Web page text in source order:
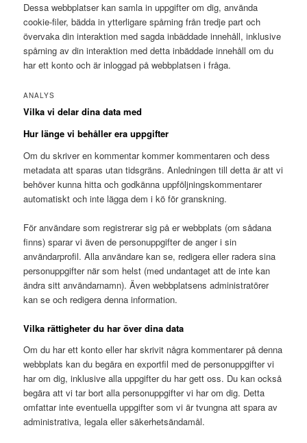
Dessa webbplatser kan samla in uppgifter om dig, använda
cookie-filer, bädda in ytterligare spårning från tredje part och
övervaka din interaktion med sagda inbäddade innehåll, inklusive
spårning av din interaktion med detta inbäddade innehåll om du
har ett konto och är inloggad på webbplatsen i fråga.
ANALYS
Vilka vi delar dina data med
Hur länge vi behåller era uppgifter
Om du skriver en kommentar kommer kommentaren och dess
metadata att sparas utan tidsgräns. Anledningen till detta är att vi
behöver kunna hitta och godkänna uppföljningskommentarer
automatiskt och inte lägga dem i kö för granskning.
För användare som registrerar sig på er webbplats (om sådana
finns) sparar vi även de personuppgifter de anger i sin
användarprofil. Alla användare kan se, redigera eller radera sina
personuppgifter när som helst (med undantaget att de inte kan
ändra sitt användarnamn). Även webbplatsens administratörer
kan se och redigera denna information.
Vilka rättigheter du har över dina data
Om du har ett konto eller har skrivit några kommentarer på denna
webbplats kan du begära en exportfil med de personuppgifter vi
har om dig, inklusive alla uppgifter du har gett oss. Du kan också
begära att vi tar bort alla personuppgifter vi har om dig. Detta
omfattar inte eventuella uppgifter som vi är tvungna att spara av
administrativa, legala eller säkerhetsändamål.